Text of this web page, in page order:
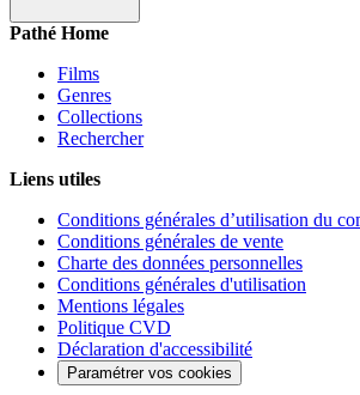
Pathé Home
Films
Genres
Collections
Rechercher
Liens utiles
Conditions générales d’utilisation du
Conditions générales de vente
Charte des données personnelles
Conditions générales d'utilisation
Mentions légales
Politique CVD
Déclaration d'accessibilité
Paramétrer vos cookies